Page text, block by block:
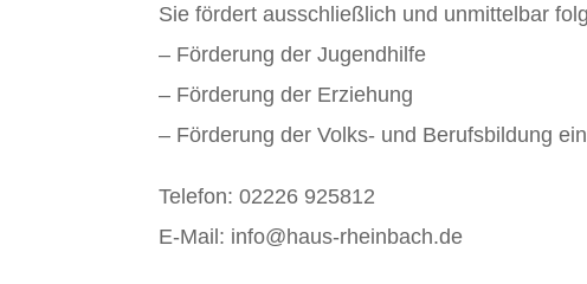
Sie fördert ausschließlich und unmittelbar
– Förderung der Jugendhilfe
– Förderung der Erziehung
– Förderung der Volks- und Berufsbildung
Telefon: 02226 925812
E-Mail: info@haus-rheinbach.de